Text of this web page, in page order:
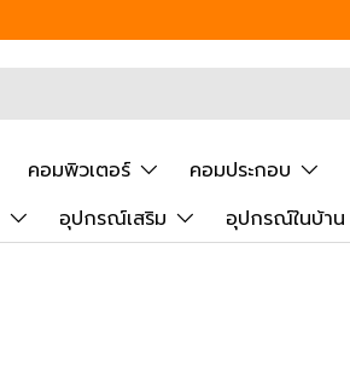
คอมพิวเตอร์ คอมประกอบ
อุปกรณ์เสริม อุปกรณ์ในบ้าน